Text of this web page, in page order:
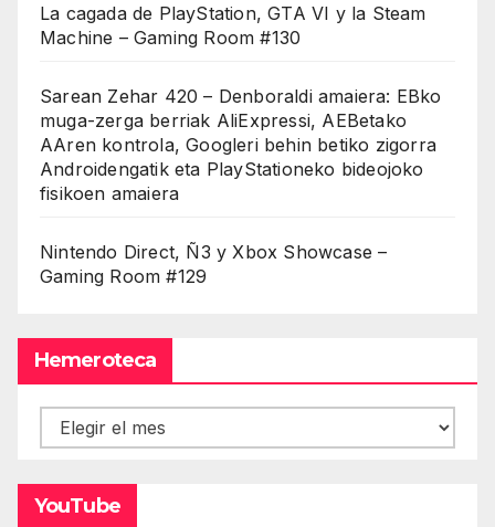
La cagada de PlayStation, GTA VI y la Steam
Machine – Gaming Room #130
Sarean Zehar 420 – Denboraldi amaiera: EBko
muga-zerga berriak AliExpressi, AEBetako
AAren kontrola, Googleri behin betiko zigorra
Androidengatik eta PlayStationeko bideojoko
fisikoen amaiera
Nintendo Direct, Ñ3 y Xbox Showcase –
Gaming Room #129
Hemeroteca
Hemeroteca
YouTube